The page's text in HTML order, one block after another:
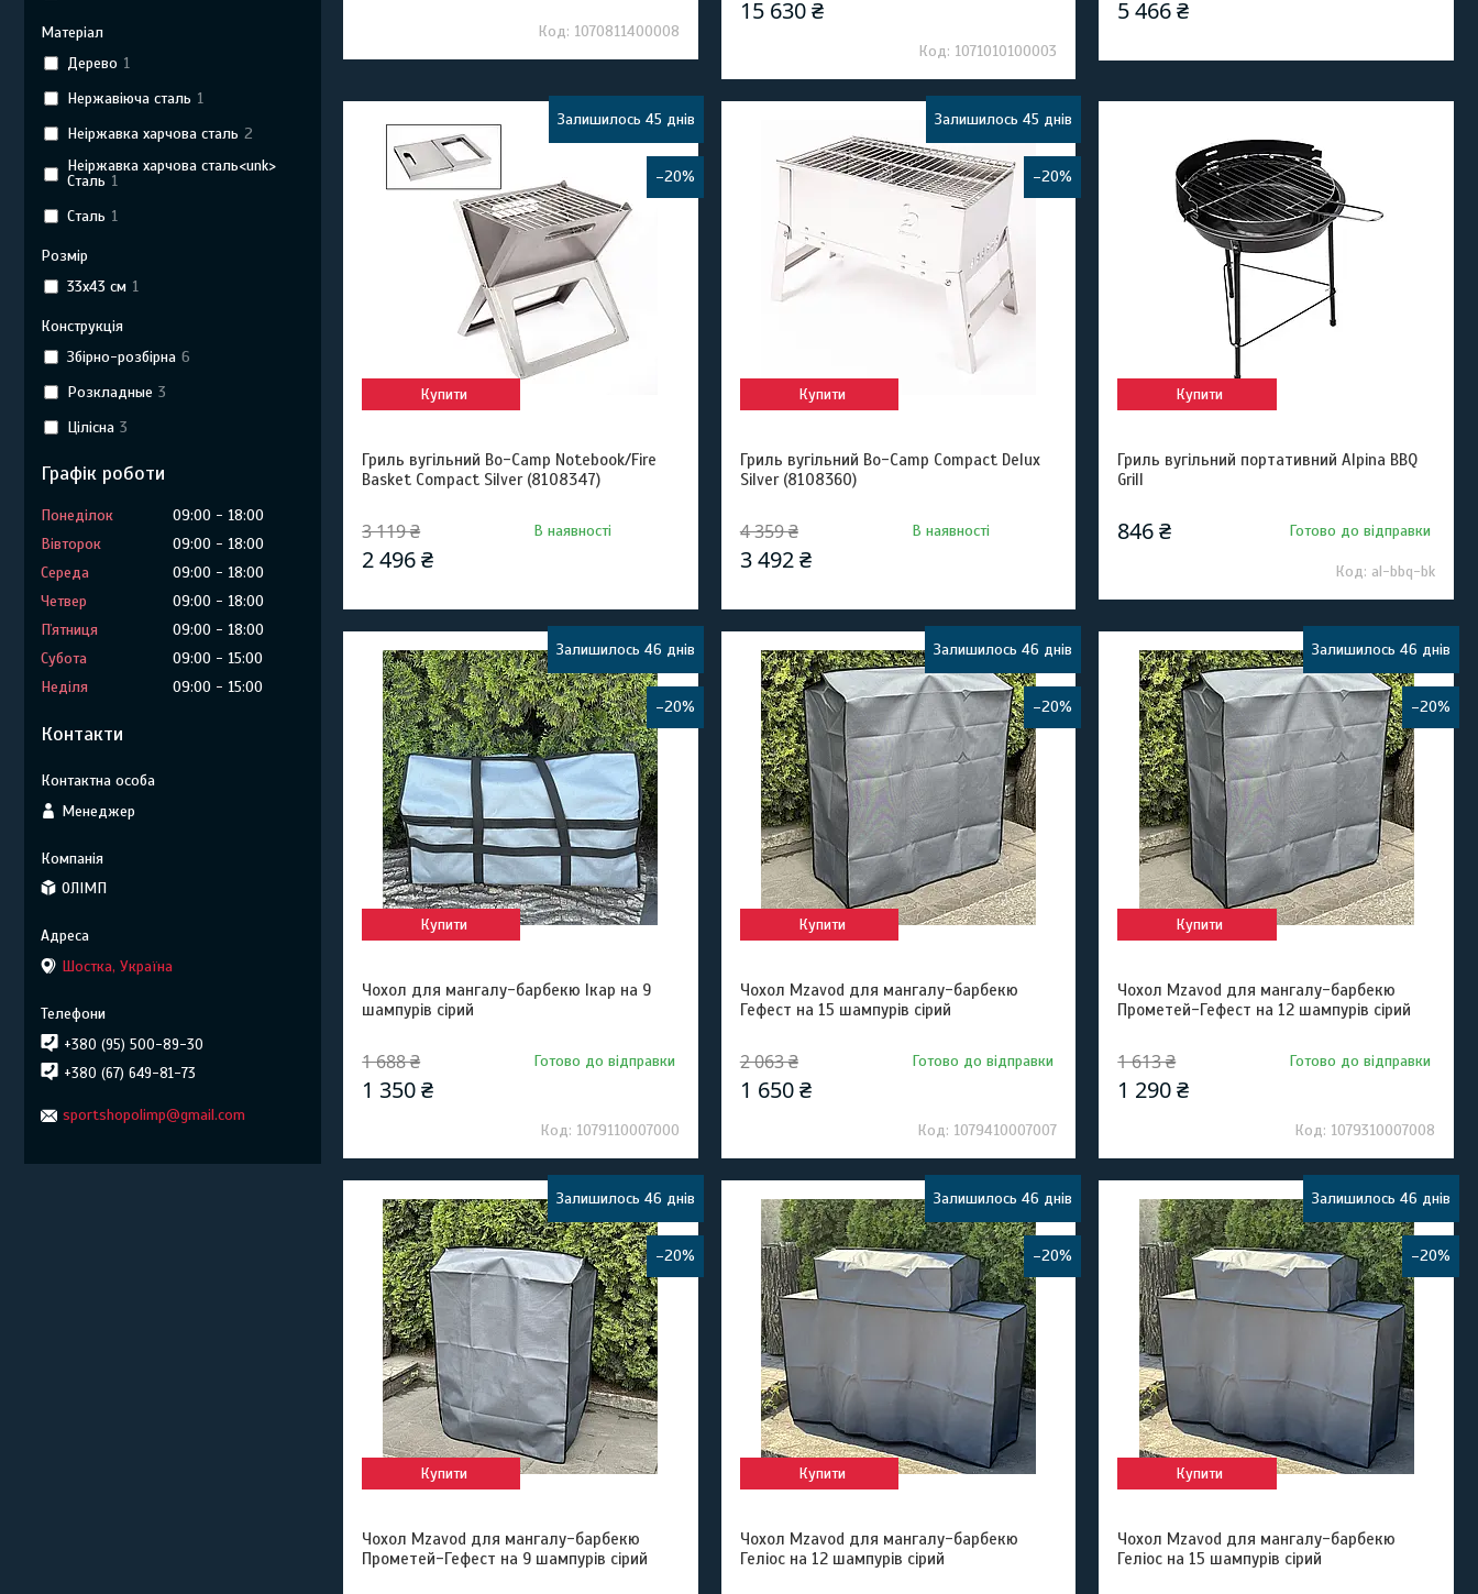
1070811400008
15 630 ₴
1071010100003
5 466 ₴
–20%
Залишилось 45 днів
Купити
Гриль вугільний Bo-Camp Notebook/Fire
Basket Compact Silver (8108347)
3 119 ₴
2 496 ₴
В наявності
–20%
Залишилось 45 днів
Купити
Гриль вугільний Bo-Camp Compact Delux
Silver (8108360)
4 359 ₴
3 492 ₴
В наявності
Купити
Гриль вугільний портативний Alpina BBQ
Grill
846 ₴ Готово до відправки
al-bbq-bk
–20%
Залишилось 46 днів
Купити
Чохол для мангалу-барбекю Ікар на 9
шампурів сірий
1 688 ₴
1 350 ₴
Готово до відправки
1079110007000
–20%
Залишилось 46 днів
Купити
Чохол Mzavod для мангалу-барбекю
Гефест на 15 шампурів сірий
2 063 ₴
1 650 ₴
Готово до відправки
1079410007007
–20%
Залишилось 46 днів
Купити
Чохол Mzavod для мангалу-барбекю
Прометей-Гефест на 12 шампурів сірий
1 613 ₴
1 290 ₴
Готово до відправки
1079310007008
–20%
Залишилось 46 днів
Купити
Чохол Mzavod для мангалу-барбекю
Прометей-Гефест на 9 шампурів сірий
–20%
Залишилось 46 днів
Купити
Чохол Mzavod для мангалу-барбекю
Геліос на 12 шампурів сірий
–20%
Залишилось 46 днів
Купити
Чохол Mzavod для мангалу-барбекю
Геліос на 15 шампурів сірий
Матеріал
Дерево 1
Нержавіюча сталь 1
Неіржавка харчова сталь 2
Неіржавка харчова сталь<unk>
Сталь 1
Сталь 1
Розмір
33x43 см 1
Конструкція
Збірно-розбірна 6
Розкладные 3
Цілісна 3
Графік роботи
Понеділок 09:00
18:00
Вівторок
09:00
18:00
Середа
09:00
18:00
Четвер
09:00
18:00
Пʼятниця
09:00
18:00
Субота
09:00
15:00
Неділя
09:00 15:00
Контакти
Менеджер
ОЛІМП
Шостка, Україна
+380 (95) 500-89-30
+380 (67) 649-81-73
sportshopolimp@gmail.com